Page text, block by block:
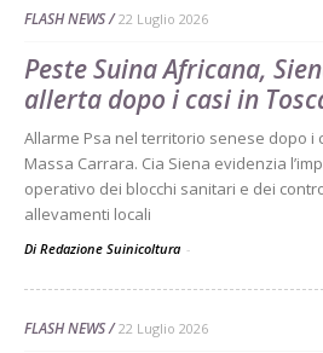
FLASH NEWS 22 Luglio 2026
Peste Suina Africana,
allerta dopo i casi in
Allarme Psa nel territorio senese dopo i
Massa Carrara. Cia Siena evidenzia
operativo dei blocchi sanitari e dei
allevamenti locali
Di Redazione Suinicoltura -
FLASH NEWS 22 Luglio 2026